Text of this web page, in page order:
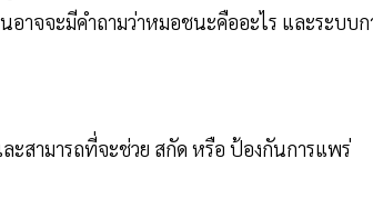
อาจจะมีคำถามว่าหมอชนะคืออะไร และระบบก
ะสามารถที่จะช่วย สกัด หรือ ป้องกันการแพร่